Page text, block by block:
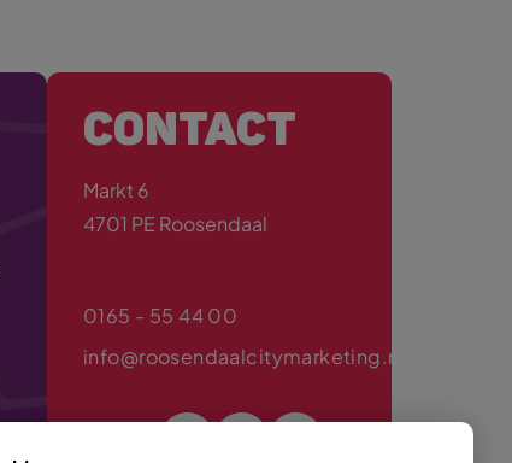
CONTACT
Markt 6
4701 PE Roosendaal
0165 - 55 44 00
info@roosendaalcitymarketing.nl